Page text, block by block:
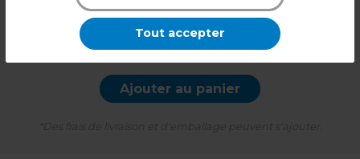
Paquet de 1200
Ajouter au panier
Tout accepter